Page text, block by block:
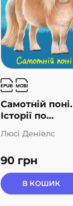
Самотній поні.
Історії по...
90 грн
Люсі Деніелс
В КОШИК